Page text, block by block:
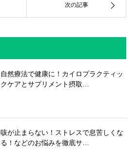
次の記事
自然療法で健康に！カイロプラクティッ
クケアとサプリメント摂取…
咳が止まらない！ストレスで息苦しくな
る！などのお悩みを徹底サ…